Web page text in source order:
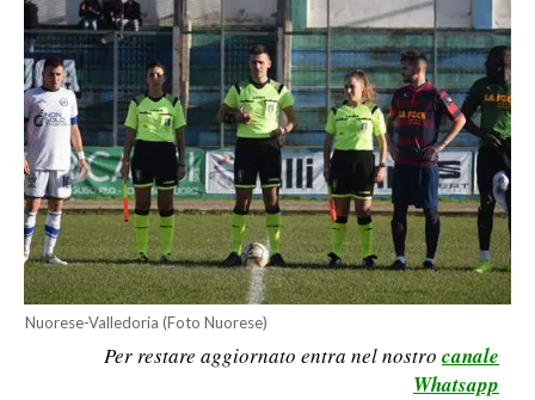
ITALIA
MONDO
POLITICA
ECONOMIA
SERVIZI ALLE IMPRESE
LAVORO
BANDI
SPORT IN SARDEGNA
Nuorese-Valledoria (Foto Nuorese)
Per restare aggiornato entra nel nostro canale
Whatsapp